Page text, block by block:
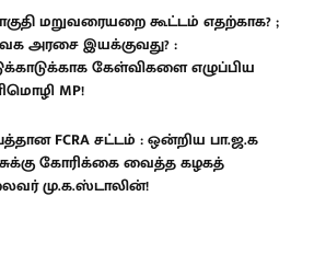
மறுவரையறை கூட்டம் எதற்காக? ;
அரசை இயக்குவது? :
கேள்விகளை எழுப்பிய
MP!
FCRA சட்டம் : ஒன்றிய பா.ஜ.க
கோரிக்கை வைத்த கழகத்
மு.க.ஸ்டாலின்!